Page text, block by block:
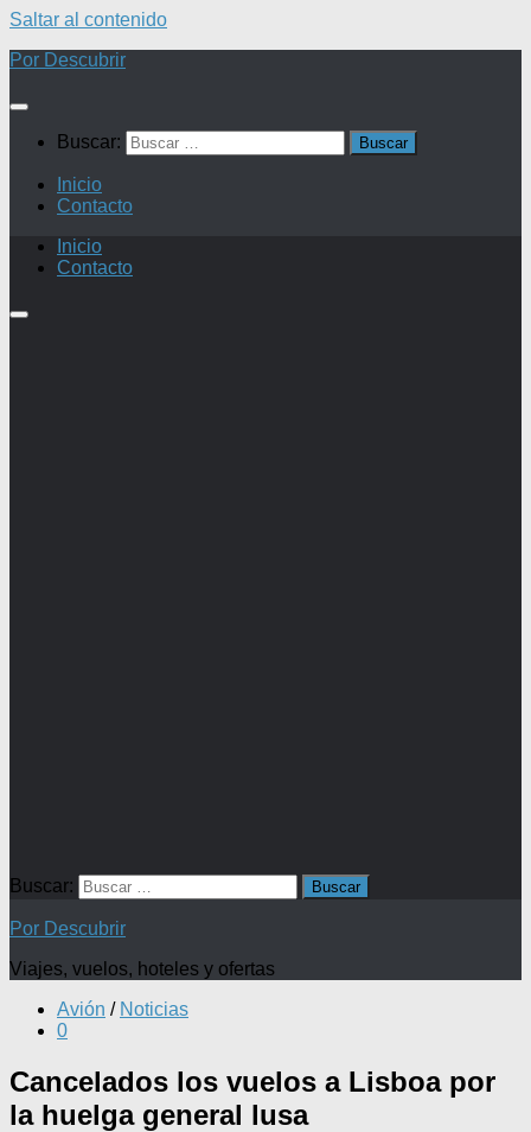
Saltar al contenido
Por Descubrir
Buscar:
Inicio
Contacto
Inicio
Contacto
Buscar:
Por Descubrir
Viajes, vuelos, hoteles y ofertas
Avión / Noticias
0
Cancelados los vuelos a Lisboa por
la huelga general lusa